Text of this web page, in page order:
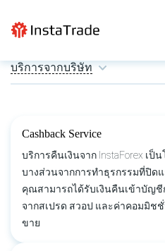
บริการจากบริษัท
Cashback Service
บริการคืนเงินจาก InstaForex เ
บางส่วนจากการทำธุรกรรมที่ปิด
คุณสามารถได้รับเงินคืนเข้าบัญชี
จากสเปรด สวอป และค่าคอมมิช
ขาย